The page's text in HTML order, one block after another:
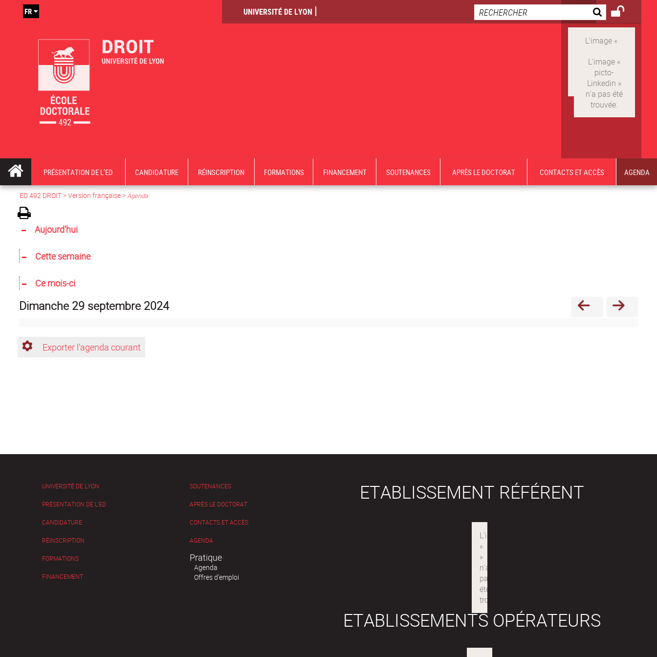
UNIVERSITÉ DE LYON
FR
PRÉSENTATION DE L'ED CANDIDATURE RÉINSCRIPTION FORMATIONS FINANCEMENT SOUTENANCES APRÈS LE DOCTORAT CONTACTS ET ACCÈS AGENDA
ED 492 DROIT>Version française>Agenda
Aujourd'hui
Cette semaine
Ce mois-ci
dimanche 29 septembre 2024
Exporter l'agenda courant
UNIVERSITÉ DE LYON
PRÉSENTATION DE L'ED
CANDIDATURE
RÉINSCRIPTION
FORMATIONS
FINANCEMENT
SOUTENANCES
APRÈS LE DOCTORAT
CONTACTS ET ACCÈS
AGENDA
Pratique
Agenda
Offres d'emploi
ETABLISSEMENT RÉFÉRENT
ETABLISSEMENTS OPÉRATEURS